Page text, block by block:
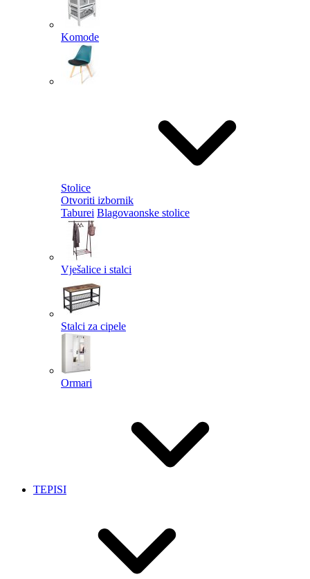
Komode
Stolice
Otvoriti izbornik
Taburei Blagovaonske stolice
Vješalice i stalci
Stalci za cipele
Ormari
TEPISI